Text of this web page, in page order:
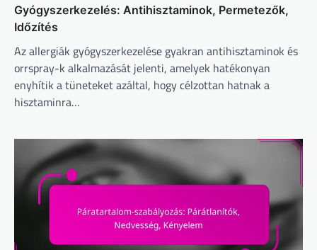
Gyógyszerkezelés: Antihisztaminok, Permetezők,
Időzítés
Az allergiák gyógyszerkezelése gyakran antihisztaminok és
orrspray-k alkalmazását jelenti, amelyek hatékonyan
enyhítik a tüneteket azáltal, hogy célzottan hatnak a
hisztaminra…